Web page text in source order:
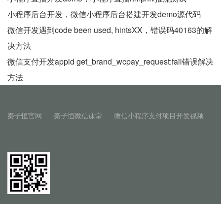
小程序后台开发，微信小程序后台搭建开发demo源代码
微信开发遇到code been used, hintsXX，错误码40163的解
决方法
微信支付开发appid get_brand_wcpay_request:fail错误解决
方法
秦子恒官网 秦子恒微信课堂 微信小程序支付项目开发视频